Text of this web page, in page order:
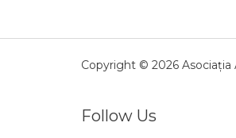
Copyright © 2026 Asociația
Follow Us